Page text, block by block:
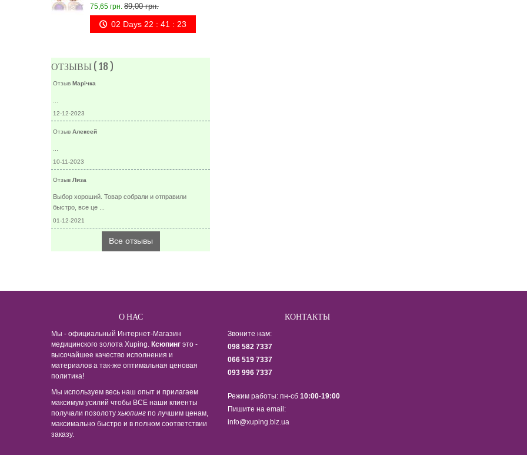
75,65 грн. 89,00 грн.
02 Days 22 : 41 : 23
ОТЗЫВЫ ( 18 )
Отзыв Марічка
12-12-2023
Отзыв Алексей
10-11-2023
Отзыв Лиза
Выбор хороший. Товар собрали и отправили
быстро, все це ...
01-12-2021
Все отзывы
О НАС
Мы - официальный Интернет-Магазин
медицинского золота Xuping. Ксюпинг это -
высочайшее качество исполнения и
материалов а так-же оптимальная ценовая
политика!
Мы используем весь наш опыт и прилагаем
максимум усилий чтобы ВСЕ наши клиенты
получали позолотухьюпинг по лучшим ценам,
максимально быстро и в полном соответствии
заказу.
КОНТАКТЫ
Звоните нам:
098 582 7337
066 519 7337
093 996 7337
Режим работы: пн-сб 10:00-19:00
Пишите на email:
info@xuping.biz.ua